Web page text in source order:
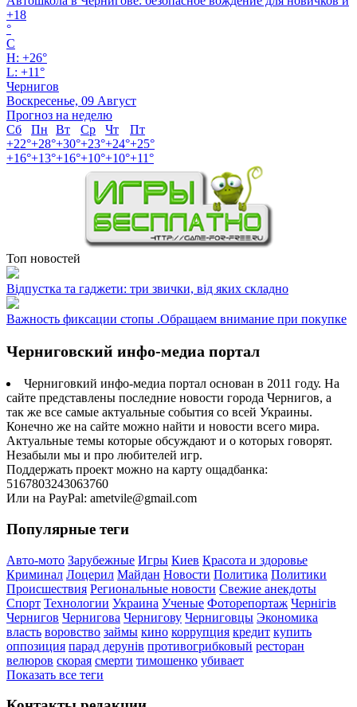
+18
°
C
H: +26°
L: +11°
Чернигов
Воскресенье, 09 Август
Прогноз на неделю
Сб
Пн Вт Ср Чт
Пт
+22°+28°+30°+23°+24°+25°
+16°+13°+16°+10°+10°+11°
Топ новостей
Відпустка та гаджети: три звички, від яких складно
Важность фиксации стопы .Обращаем внимание при покупке
Черниговский инфо-медиа портал
Черниговкий инфо-медиа портал основан в 2011 году. На
сайте представлены последние новости города Чернигов, а
так же все самые актуальные события со всей Украины.
Конечно же на сайте можно найти и новости всего мира.
Актуальные темы которые обсуждают и о которых говорят.
Незабыли мы и про любителей игр.
Поддержать проект можно на карту ощадбанка:
5167803243063760
Или на PayPal: ametvile@gmail.com
Популярные теги
Авто-мото Зарубежные Игры Киев Красота и здоровье
Криминал Лоцерил Майдан Новости Политика Политики
Происшествия Региональные новости Свежие анекдоты
Спорт Технологии Украина Ученые Фоторепортаж Чернігів
Чернигов Чернигова Чернигову Черниговцы Экономика
власть воровство займы кино коррупция кредит купить
оппозиция парад дерунів противогрибковый ресторан
велюров скорая смерти тимошенко убивает
Показать все теги